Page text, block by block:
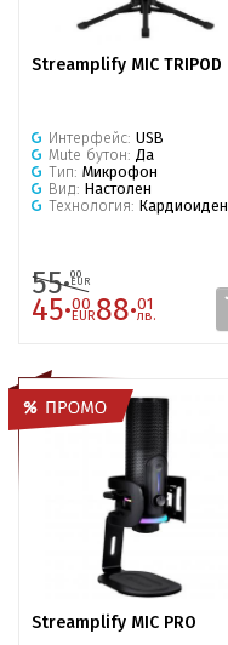
Streamplify MIC TRIPOD
Интерфейс: USB
Mute бутон: Да
Тип: Микрофон
Вид: Настолен
Технология: Кардиоиден
55·00
EUR
45·00
EUR88·01
лв.
Streamplify MIC PRO